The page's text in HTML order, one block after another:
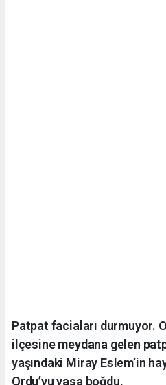
Patpat faciaları durmuyor.
ilçesine meydana gelen
yaşındaki Miray Eslem’in
Ordu’yu yasa boğdu.